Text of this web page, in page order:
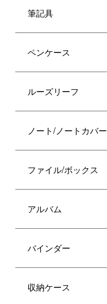
筆記具
ペンケース
ルーズリーフ
ノート/ノートカバー
ファイル/ボックス
アルバム
バインダー
収納ケース